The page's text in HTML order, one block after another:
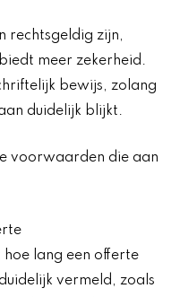
rechtsgeldig zijn,
meer zekerheid.
bewijs, zolang
duidelijk blijkt.
voorwaarden die aan
lang een offerte
vermeld, zoals